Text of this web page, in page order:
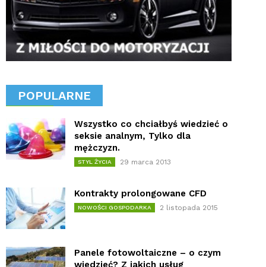
POPULARNE
Wszystko co chciałbyś wiedzieć o
seksie analnym, Tylko dla
mężczyzn.
STYL ŻYCIA 29 marca 2013
Kontrakty prolongowane CFD
NOWOŚCI GOSPODARKA 2 listopada 2015
Panele fotowoltaiczne – o czym
wiedzieć? Z jakich usług